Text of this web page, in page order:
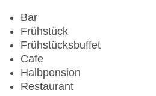
Zahlungsarten: American
EC Maestro, Mastercard,
Landeskategorie: 4 Sterne
Bar
Frühstück
Frühstücksbuffet
Cafe
Halbpension
Restaurant